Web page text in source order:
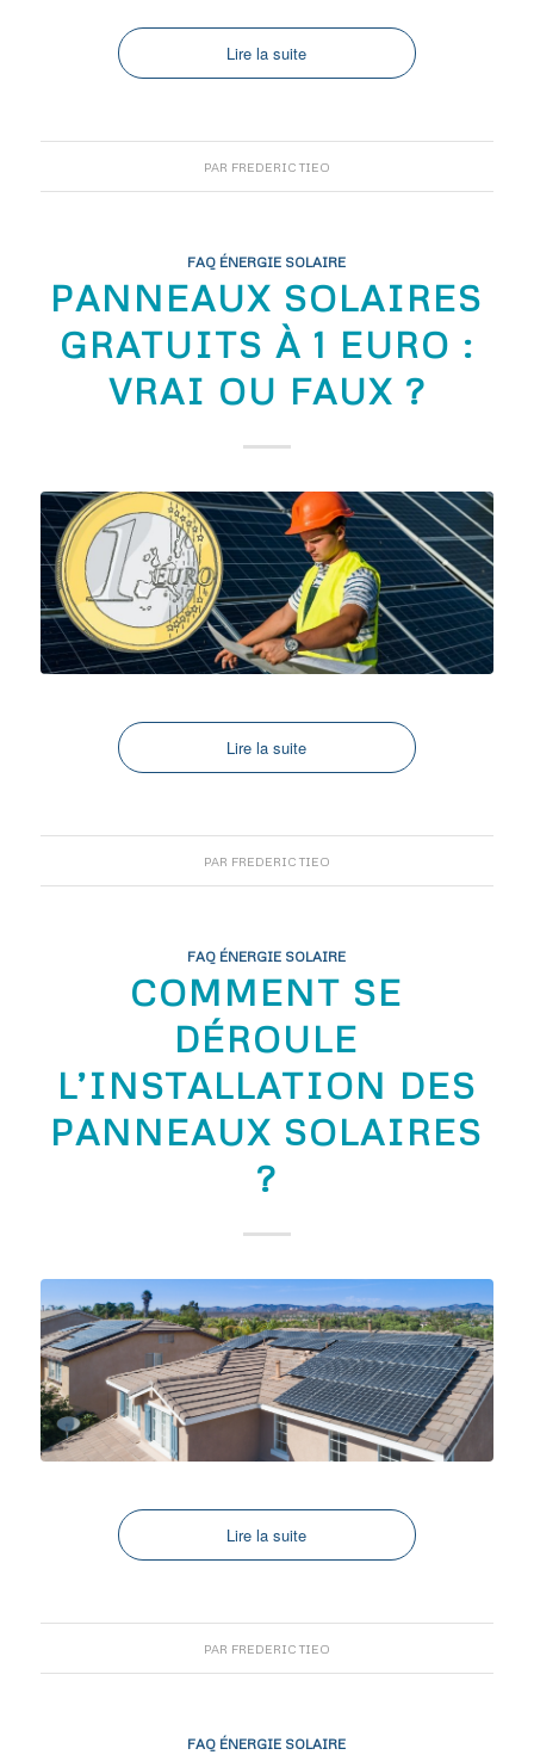
Lire la suite
PAR FREDERIC TIEO
FAQ ÉNERGIE SOLAIRE
PANNEAUX SOLAIRES
GRATUITS À 1 EURO :
VRAI OU FAUX ?
Lire la suite
PAR FREDERIC TIEO
FAQ ÉNERGIE SOLAIRE
COMMENT SE
DÉROULE
L’INSTALLATION DES
PANNEAUX SOLAIRES
?
Lire la suite
PAR FREDERIC TIEO
FAQ ÉNERGIE SOLAIRE